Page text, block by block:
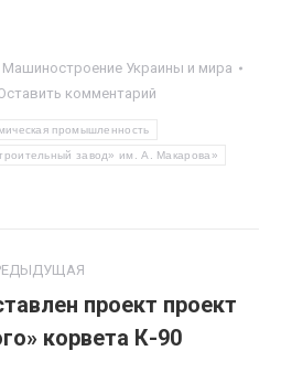
Машиностроение Украины и мира
комментарий
промышленность
завод» им. А. Макарова»
Предыдущая
запись:
проект проект
корвета К-90